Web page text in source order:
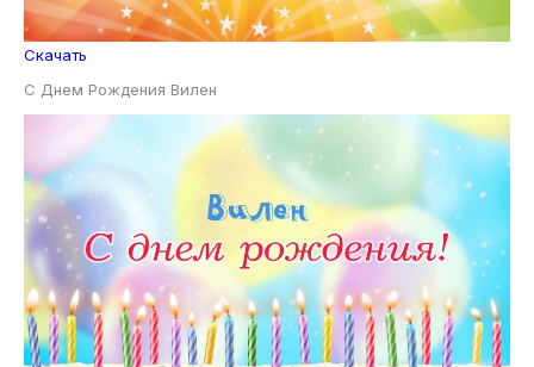
Скачать
С Днем Рождения Вилен